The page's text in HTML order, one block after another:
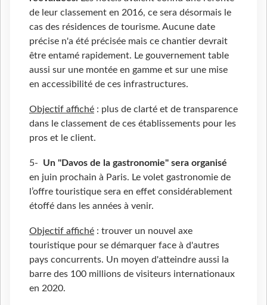
de leur classement en 2016, ce sera désormais le
cas des résidences de tourisme. Aucune date
précise n'a été précisée mais ce chantier devrait
être entamé rapidement. Le gouvernement table
aussi sur une montée en gamme et sur une mise
en accessibilité de ces infrastructures.
Objectif affiché : plus de clarté et de transparence
dans le classement de ces établissements pour les
pros et le client.
5- Un "Davos de la gastronomie" sera organisé
en juin prochain à Paris. Le volet gastronomie de
l’offre touristique sera en effet considérablement
étoffé dans les années à venir.
Objectif affiché : trouver un nouvel axe
touristique pour se démarquer face à d'autres
pays concurrents. Un moyen d'atteindre aussi la
barre des 100 millions de visiteurs internationaux
en 2020.